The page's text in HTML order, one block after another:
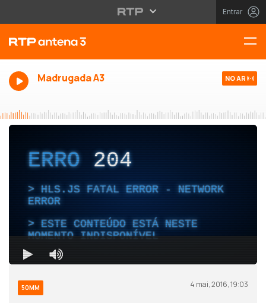
Entrar
Madrugada A3 NO AR
50MM 4 mai, 2016, 19:03